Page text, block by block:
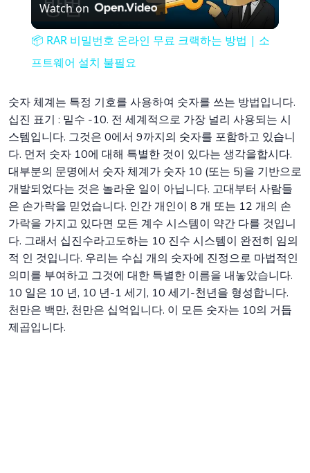
Video
Watch on
📦 RAR 비밀번호 온라인 무료 크랙하는 방법 | 소
프트웨어 설치 불필요
숫자 체계는 특정 기호를 사용하여 숫자를 쓰는 방법입니다.
십진 표기 : 밑수 -10. 전 세계적으로 가장 널리 사용되는 시
스템입니다. 그것은 0에서 9까지의 숫자를 포함하고 있습니
다. 먼저 숫자 10에 대해 특별한 것이 있다는 생각을합시다.
대부분의 문명에서 숫자 체계가 숫자 10 (또는 5)을 기반으로
개발되었다는 것은 놀라운 일이 아닙니다. 고대부터 사람들
은 손가락을 믿었습니다. 인간 개인이 8 개 또는 12 개의 손
가락을 가지고 있다면 모든 계수 시스템이 약간 다를 것입니
다. 그래서 십진수라고도하는 10 진수 시스템이 완전히 임의
적 인 것입니다. 우리는 수십 개의 숫자에 진정으로 마법적인
의미를 부여하고 그것에 대한 특별한 이름을 내놓았습니다.
10 일은 10 년, 10 년-1 세기, 10 세기-천년을 형성합니다.
천만은 백만, 천만은 십억입니다. 이 모든 숫자는 10의 거듭
제곱입니다.